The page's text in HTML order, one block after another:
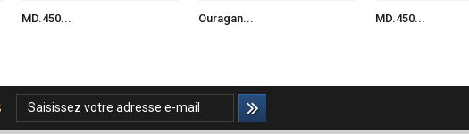
MD.450... Ouragan... MD.450...